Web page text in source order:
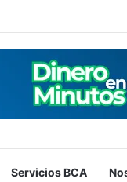
Servicios BCA